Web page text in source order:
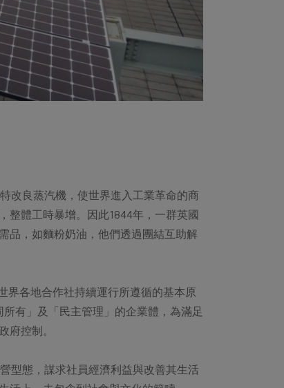
改良蒸汽機，使世界進入工業革命的商
整體工時暴增。因此1844年，一群英國
品，如麵粉奶油，他們透過團結互助解
界各地合作社持續運行所遵循的基本原
有」及「民主管理」的企業體，為滿足
府控制。
型態，謀求社員經濟利益與改善其生活